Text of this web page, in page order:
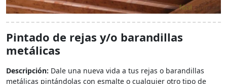
Pintado de rejas y/o barandillas
metálicas
Descripción: Dale una nueva vida a tus rejas o barandillas
metálicas pintándolas con esmalte o cualquier otro tipo de